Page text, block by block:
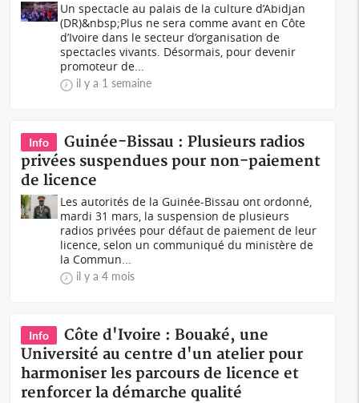
Un spectacle au palais de la culture d’Abidjan
(DR)&nbsp;Plus ne sera comme avant en Côte
d’Ivoire dans le secteur d’organisation de
spectacles vivants. Désormais, pour devenir
promoteur de...
il y a 1 semaine
Info
Guinée-Bissau : Plusieurs radios
privées suspendues pour non-paiement
de licence
Les autorités de la Guinée-Bissau ont ordonné,
mardi 31 mars, la suspension de plusieurs
radios privées pour défaut de paiement de leur
licence, selon un communiqué du ministère de
la Commun...
il y a 4 mois
Info
Côte d'Ivoire : Bouaké, une
Université au centre d'un atelier pour
harmoniser les parcours de licence et
renforcer la démarche qualité